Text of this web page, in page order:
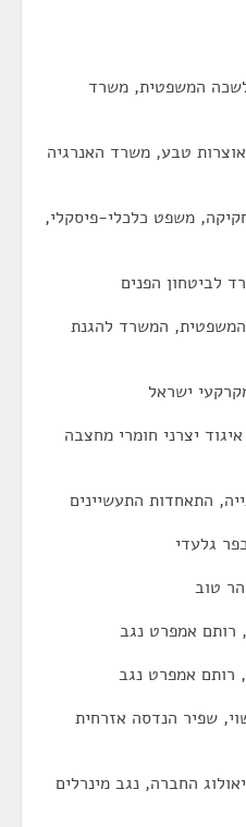
המשפטית, משרד
טבע, משרד האנרגיה
משפט כלכלי-פיסקלי,
לביטחון הפנים
המשרד להגנת
ישראל
יצרני חומרי מחצבה
התאחדות התעשיינים
גלעדי
טוב
רותם אמפרט נגב
רותם אמפרט נגב
שפיר הנדסה אזרחית
החברה, נגב מינרלים